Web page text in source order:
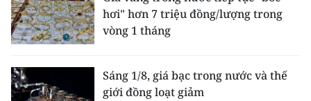
hơi" hơn 7 triệu đồng/lượng trong
vòng 1 tháng
Sáng 1/8, giá bạc trong nước và thế
giới đồng loạt giảm